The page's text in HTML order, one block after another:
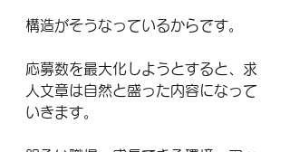
構造がそうなっているからです。
応募数を最大化しようとすると、求
人文章は自然と盛った内容になって
いきます。